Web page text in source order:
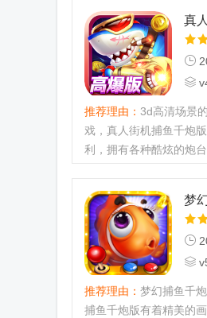
真
推荐理由： 3d高清场景
戏，真人街机捕鱼千炮
利，拥有各种酷炫的炮
梦
推荐理由： 梦幻捕鱼千
捕鱼千炮版有着精美的